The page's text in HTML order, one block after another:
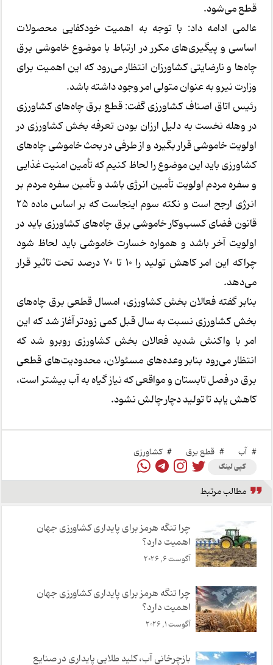
قطع می‌شود.
عالمی ادامه داد: با توجه به اهمیت خودکفایی محصولات
اساسی و پیگیری‌های مکرر در ارتباط با موضوع خاموشی برق
چاه‌ها و نارضایتی کشاورزان انتظار می‌رود که این اهمیت برای
وزارت نیرو به عنوان متولی امر وجود داشته باشد.
رئیس اتاق اصناف کشاورزی گفت: قطع برق چاه‌های کشاورزی
در وهله نخست به دلیل ارزان بودن تعرفه بخش کشاورزی در
اولویت خاموشی قرار بگیرد و از طرفی در بحث خاموشی چاه‌های
کشاورزی باید این موضوع را لحاظ کنیم که تأمین امنیت غذایی
و سفره مردم اولویت تأمین انرژی باشد و تأمین سفره مردم بر
انرژی ارجح است و نکته سوم اینجاست که بر اساس ماده ۲۵
قانون فضای کسب‌وکار خاموشی برق چاه‌های کشاورزی باید در
اولویت آخر باشد و همواره خسارت خاموشی باید لحاظ شود
چراکه این امر کاهش تولید را ۱۰ تا ۷۰ درصد تحت تاثیر قرار
می‌دهد.
بنابر گفته فعالان بخش کشاورزی، امسال قطعی برق چاه‌های
بخش کشاورزی نسبت به سال قبل کمی زودتر آغاز شد که این
امر با واکنش شدید فعالان بخش کشاورزی روبرو شد که
انتظار می‌رود بنابر وعده‌های مسئولان، محدودیت‌های قطعی
برق در فصل تابستان و مواقعی که نیاز گیاه به آب بیشتر است،
کاهش یابد تا تولید دچار چالش نشود.
# آب # قطع برق # کشاورزی
کپی لینک
مطالب مرتبط
چرا تنگه هرمز برای پایداری کشاورزی جهان
اهمیت دارد؟
آگوست 6, 2026
چرا تنگه هرمز برای پایداری کشاورزی جهان
اهمیت دارد؟
آگوست 1, 2026
بازچرخانی آب، کلید طلایی پایداری در صنایع